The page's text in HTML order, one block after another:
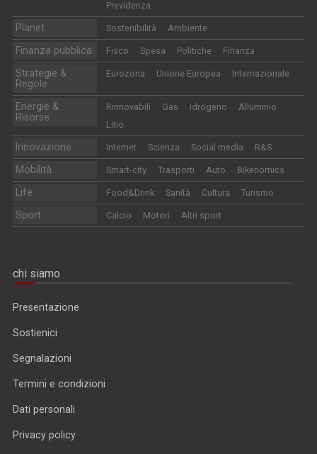
Previdenza
Planet Sostenibilità Ambiente
Finanza pubblica Fisco Spesa Politiche Finanza
Strategie &
Regole
Eurozona Unione Europea Internazionale
Energie &
Risorse
Rinnovabili Gas Idrogeno
Alluminio
Litio
Innovazione Internet Scienza Social media R&S
Mobilità Smart-city Trasporti Auto Bikenomics
Life Food&Drink Sanità Cultura Turismo
Sport Calcio Motori Altri sport
chi siamo
Presentazione
Sostienici
Segnalazioni
Termini e condizioni
Dati personali
Privacy policy